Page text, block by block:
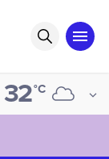
32°C